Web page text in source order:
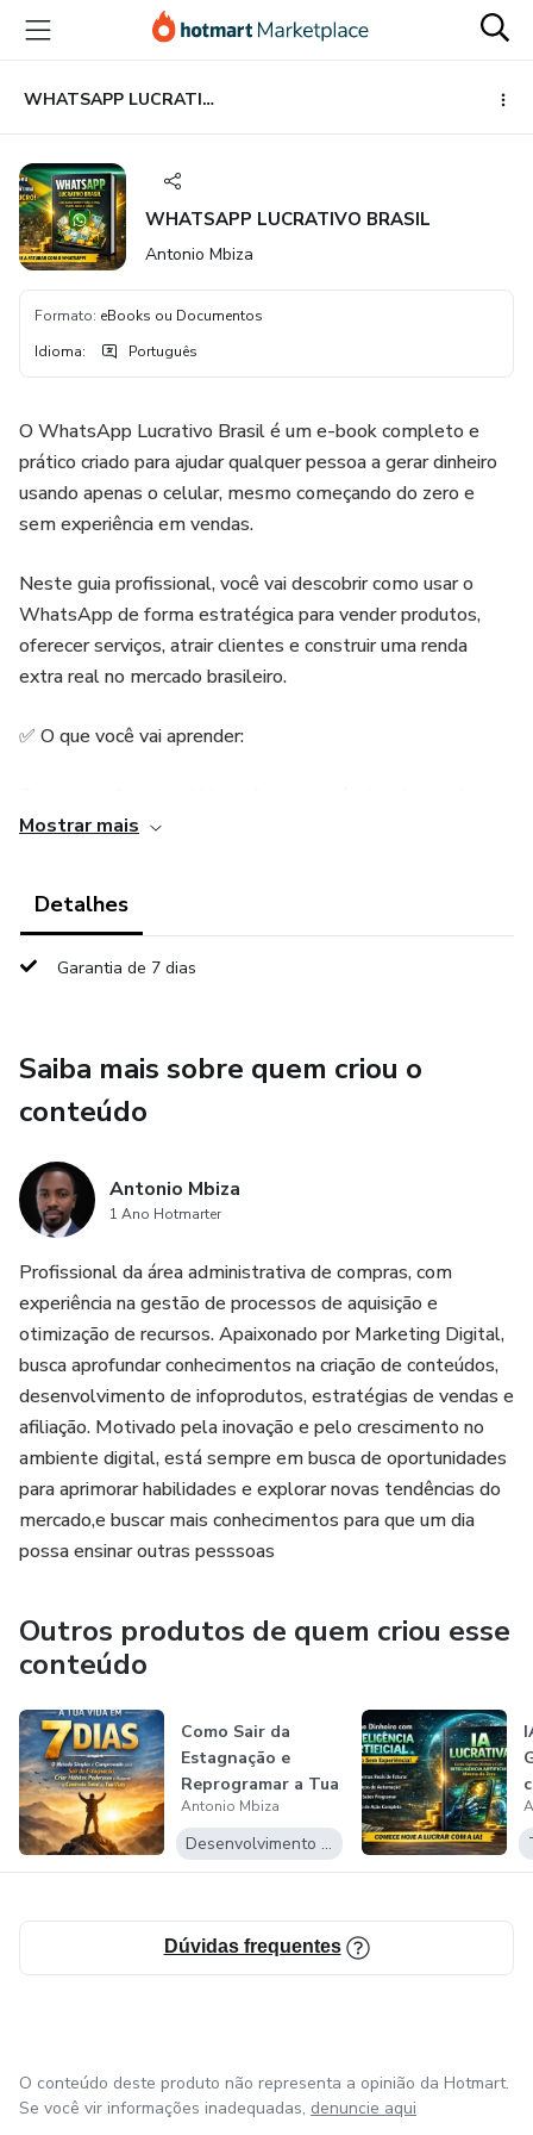
para
conteúdo
principal
para
pagamento
para
rodapé
WHATSAPP LUCRATIVO BRASIL
WHATSAPP LUCRATIVO BRASIL
Antonio Mbiza
Formato: eBooks ou Documentos
Idioma: Português
O WhatsApp Lucrativo Brasil é um e-book completo e
prático criado para ajudar qualquer pessoa a gerar dinheiro
usando apenas o celular, mesmo começando do zero e
sem experiência em vendas.
Neste guia profissional, você vai descobrir como usar o
WhatsApp de forma estratégica para vender produtos,
oferecer serviços, atrair clientes e construir uma renda
extra real no mercado brasileiro.
✅ O que você vai aprender:
Estratégias simples para vender mesmo sem aparecer
7 formas reais de ganhar dinheiro pelo WhatsApp
Plano prático de 30 dias para começar a faturar
🎯 Para quem é este produto:
Pessoas que precisam de renda extra
Iniciantes no mercado digital
Quem quer empreender com pouco investimento
Quem deseja trabalhar usando apenas o celular
Pessoas que querem mudar de vida financeiramente
Conteúdo fácil de aplicar
Método simples e direto
Baixo custo para começar
Pode gerar resultados reais se aplicado com consistência
📱 Comece hoje mesmo
🔥 Adquira agora o WhatsApp Lucrativo Brasil e dê o
Mostrar mais
Detalhes
Garantia de 7 dias
Saiba mais sobre quem criou o
conteúdo
Antonio Mbiza
1 Ano Hotmarter
Profissional da área administrativa de compras, com
experiência na gestão de processos de aquisição e
otimização de recursos. Apaixonado por Marketing Digital,
busca aprofundar conhecimentos na criação de conteúdos,
desenvolvimento de infoprodutos, estratégias de vendas e
afiliação. Motivado pela inovação e pelo crescimento no
ambiente digital, está sempre em busca de oportunidades
para aprimorar habilidades e explorar novas tendências do
mercado,e buscar mais conhecimentos para que um dia
possa ensinar outras pesssoas
Outros produtos de quem criou esse
conteúdo
Como Sair da
Estagnação e
Reprogramar a Tua
Vida em Apenas 7...
Antonio Mbiza
Desenvolvimento Pessoal
Dúvidas frequentes
O conteúdo deste produto não representa a opinião da Hotmart.
Se você vir informações inadequadas, denuncie aqui